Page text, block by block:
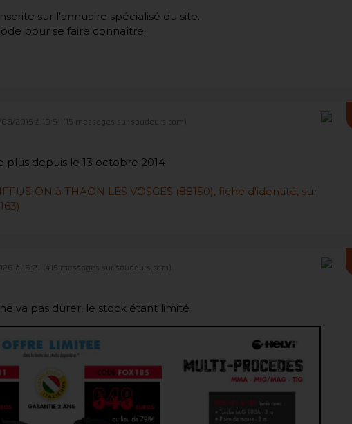
sur l'annuaire spécialisé du site.
pour se faire connaître.
2015 à 19:51 (15 messages sur soudeurs.com)
depuis le 13 octobre 2014
à THAON LES VOSGES (88150), fiche d'identité, sur
à 16:21 (415 messages sur soudeurs.com)
va pas durer, le stock étant limité